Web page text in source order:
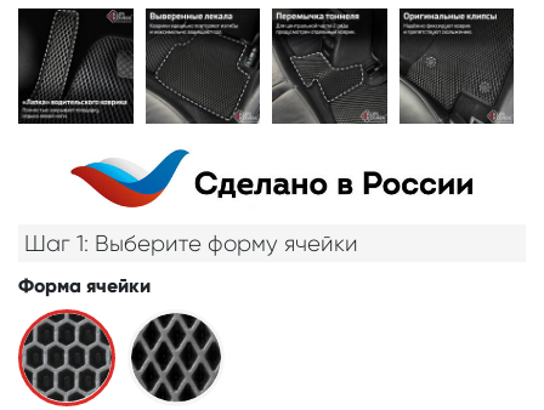
Шаг 1: Выберите форму ячейки
Форма ячейки